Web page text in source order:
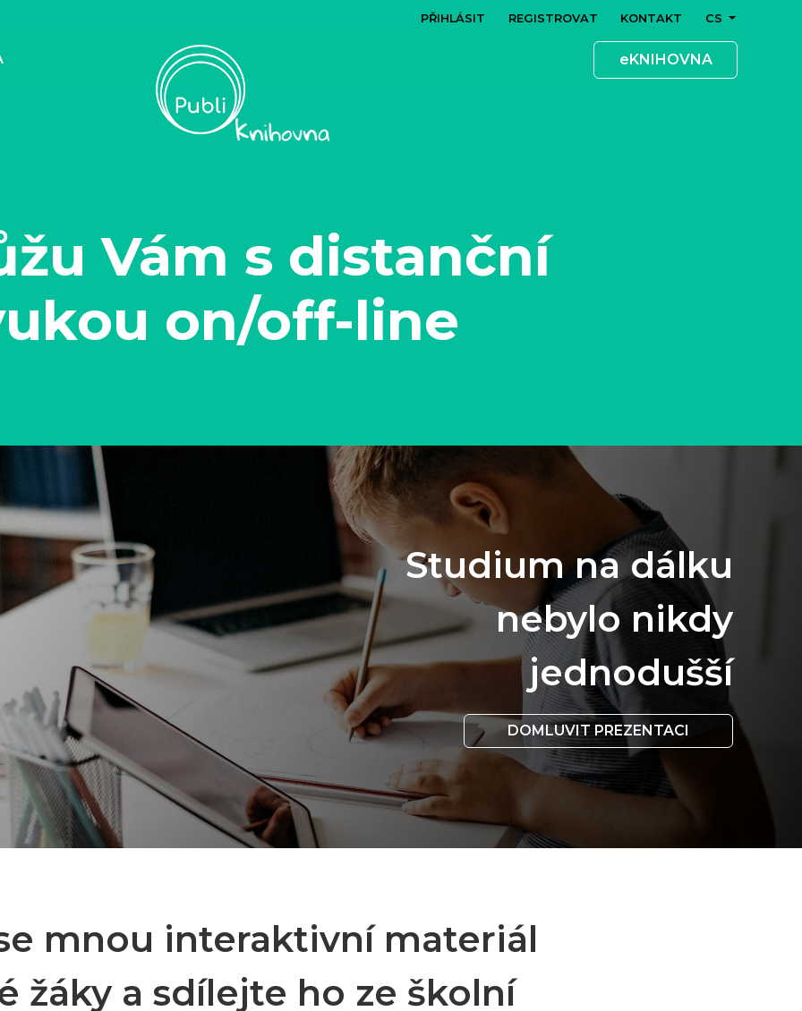
eKNIHOVNA
PŘIHLÁSIT REGISTROVAT KONTAKT CS
Vám s distanční
on/off-line
Studium na dálku
nebylo nikdy
jednodušší
DOMLUVIT PREZENTACI
mnou interaktivní materiál
žáky a sdílejte ho ze školní